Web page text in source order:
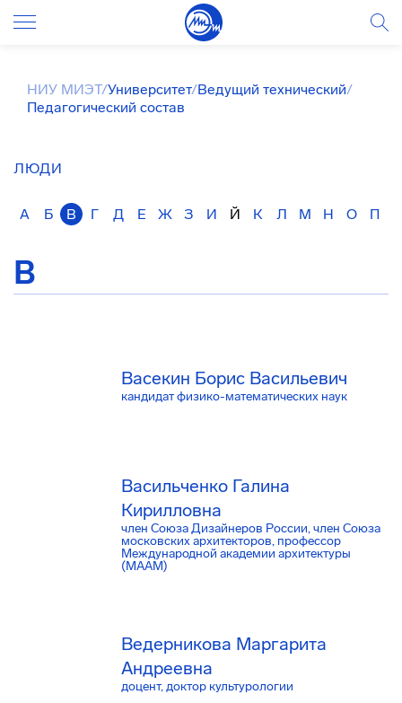
НИУ МИЭТ/Университет/Ведущий технический/
Педагогический состав
ЛЮДИ
А Б В Г Д Е Ж З И Й К Л М Н О П
В
Васекин Борис Васильевич
кандидат физико-математических наук
Васильченко Галина
Кирилловна
член Союза Дизайнеров России, член Союза
московских архитекторов, профессор
Международной академии архитектуры
(МААМ)
Ведерникова Маргарита
Андреевна
доцент, доктор культурологии